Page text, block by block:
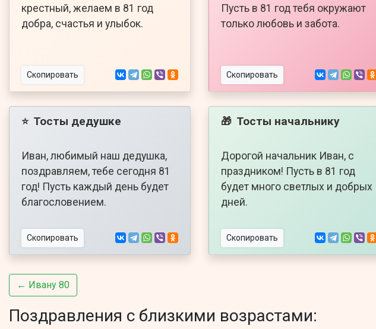
крестный, желаем в 81 год
добра, счастья и улыбок.
Скопировать
Пусть в 81 год тебя окружают
только любовь и забота.
Скопировать
⭐ Тосты дедушке
Иван, любимый наш дедушка,
поздравляем, тебе сегодня 81
год! Пусть каждый день будет
благословением.
Скопировать
🎁 Тосты начальнику
Дорогой начальник Иван, с
праздником! Пусть в 81 год
будет много светлых и добрых
дней.
Скопировать
← Ивану 80
Поздравления с близкими возрастами: